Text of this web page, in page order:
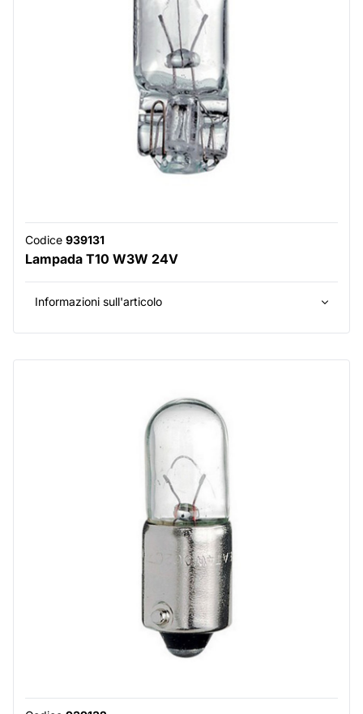
Codice 939131
Lampada T10 W3W 24V
Informazioni sull'articolo